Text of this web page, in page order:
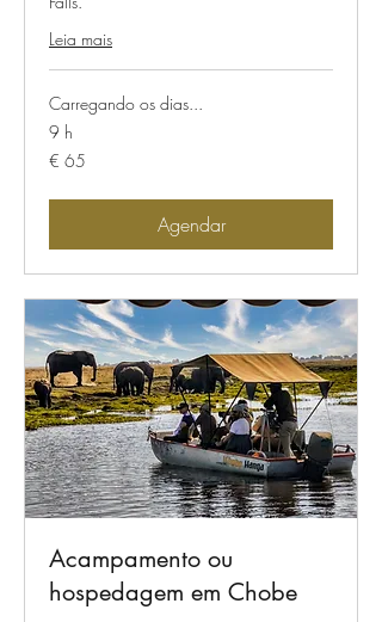
Leia mais
Carregando os dias...
9 h
65
Euros
€ 65
Agendar
Acampamento ou
hospedagem em Chobe